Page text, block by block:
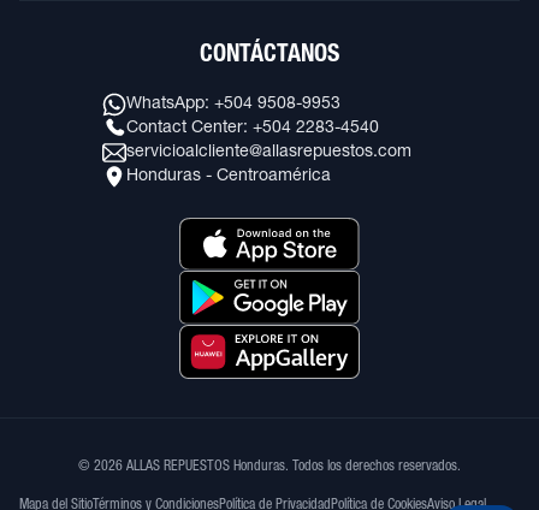
CONTÁCTANOS
WhatsApp: +504 9508-9953
Contact Center: +504 2283-4540
servicioalcliente@allasrepuestos.com
Honduras - Centroamérica
© 2026 ALLAS REPUESTOS Honduras. Todos los derechos reservados.
Mapa del Sitio Términos y CondicionesPolítica de Privacidad Política de CookiesAviso Legal